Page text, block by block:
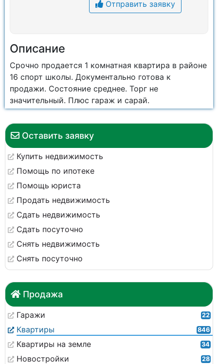
Оставить заявку
Купить недвижимость
Помощь по ипотеке
Помощь юриста
Продать недвижимость
Сдать недвижимость
Сдать посуточно
Снять недвижимость
Снять посуточно
Продажа
Гаражи 22
Квартиры 846
Квартиры на земле 34
Новостройки 28
Отправить заявку
Описание
Срочно продается 1 комнатная квартира в районе
16 спорт школы. Документально готова к
продажи. Состояние среднее. Торг не
значительный. Плюс гараж и сарай.